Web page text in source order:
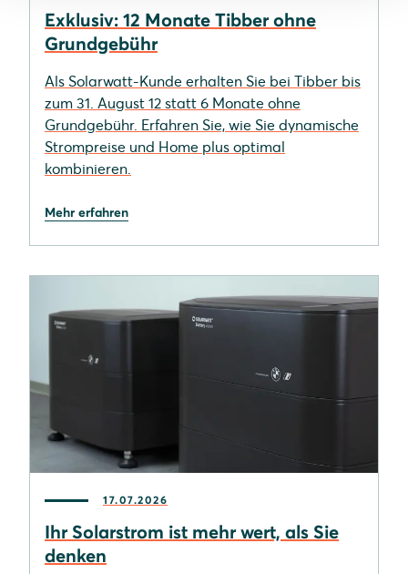
Exklusiv: 12 Monate Tibber ohne
Grundgebühr
Als Solarwatt-Kunde erhalten Sie bei Tibber bis
zum 31. August 12 statt 6 Monate ohne
Grundgebühr. Erfahren Sie, wie Sie dynamische
Strompreise und Home plus optimal
kombinieren.
Mehr erfahren
17.07.2026
Ihr Solarstrom ist mehr wert, als Sie
denken